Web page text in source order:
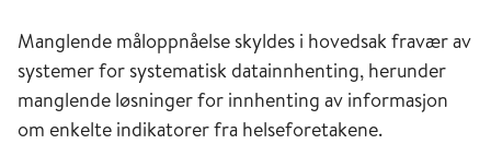
Manglende måloppnåelse skyldes i hovedsak fravær av
systemer for systematisk datainnhenting, herunder
manglende løsninger for innhenting av informasjon
om enkelte indikatorer fra helseforetakene.